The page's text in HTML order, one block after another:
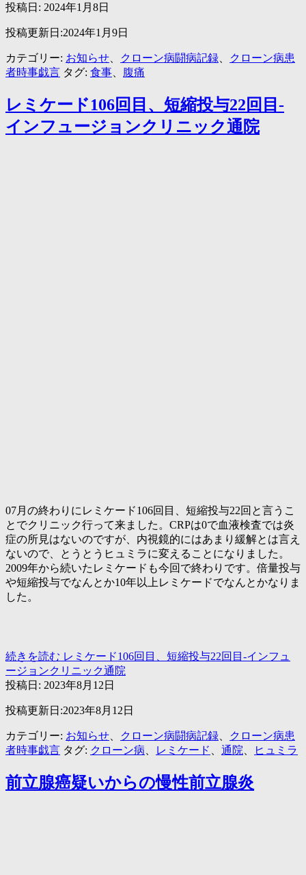
投稿日: 2024年1月8日
投稿更新日:2024年1月9日
カテゴリー: お知らせ クローン病闘病記録
クローン病患
者時事戯言 タグ: 食事 腹痛
レミケード106回目、短縮投与22回目-
インフュージョンクリニック通院
07月の終わりにレミケード106回目、短縮投与22回と言うこ
とでクリニック行って来ました。CRPは0で血液検査では炎
症の所見はないのですが、内視鏡的にはあまり緩解とは言え
ないので、とうとうヒュミラに変えることになりました。
2009年から続いたレミケードも今回で終わりです。倍量投与
や短縮投与でなんとか10年以上レミケードでなんとかなりま
した。
続きを読む レミケード106回目、短縮投与22回目-インフュ
ージョンクリニック通院
投稿日: 2023年8月12日
投稿更新日:2023年8月12日
カテゴリー: お知らせ、 クローン病闘病記録、
クローン病患
者時事戯言 タグ: クローン病、 レミケード 、 通院、 ヒュミラ
前立腺癌疑いからの慢性前立腺炎